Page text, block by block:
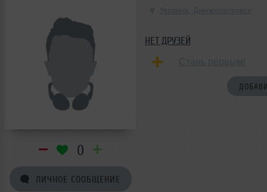
0
ЛИЧНОЕ СООБЩЕНИЕ
НЕТ ДРУЗЕЙ